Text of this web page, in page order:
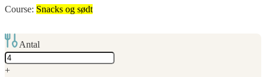
Course: Snacks og sødt
Antal
Adjust
servings
+